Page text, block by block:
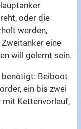
oder die
werden,
eine
will gelernt sein.
benötigt: Beiboot
ein bis zwei
mit Kettenvorlauf,